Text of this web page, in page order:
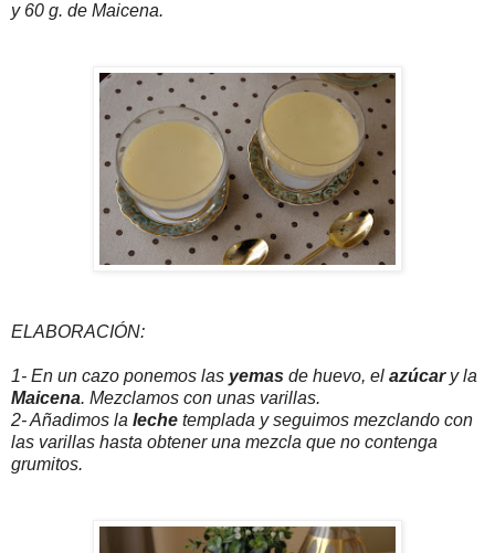
y 60 g. de Maicena.
ELABORACIÓN:
1- En un cazo ponemos las yemas de huevo, el azúcary la
Maicena. Mezclamos con unas varillas.
2- Añadimos la leche templada y seguimos mezclando con
las varillas hasta obtener una mezcla que no contenga
grumitos.